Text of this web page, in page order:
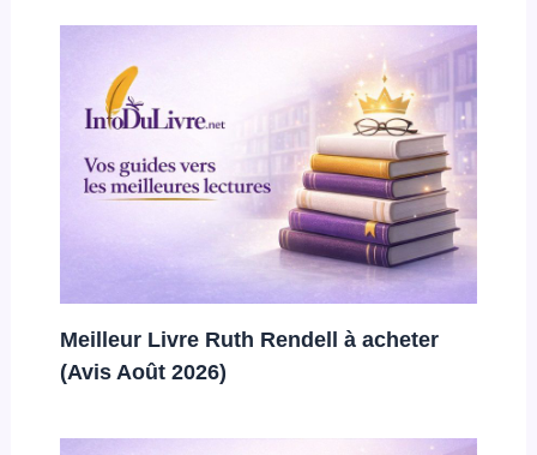
Meilleur Livre Ruth Rendell à acheter
(Avis Août 2026)